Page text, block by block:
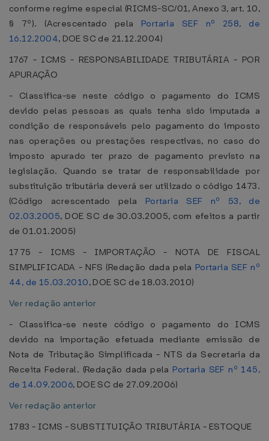
conforme regime especial (RICMS-SC/01, Anexo 3, art. 10,
§ 7º). (Acrescentado pela Portaria SEF nº 258, de
16.12.2004, DOE SC de 21.12.2004)
1767 - ICMS - RESPONSABILIDADE TRIBUTÁRIA - POR
APURAÇÃO
- Classifica-se neste código o pagamento do ICMS
devido pelas pessoas as quais tenha sido imputada a
condição de responsáveis pelo pagamento do imposto
nas operações ou prestações respectivas, no caso do
imposto apurado ter prazo de pagamento previsto na
legislação. Quando se tratar de responsabilidade por
substituição tributária deverá ser utilizado o código 1473.
(Código acrescentado pela Portaria SEF nº 53, de
02.03.2005, DOE SC de 30.03.2005, com efeitos a partir
de 01.01.2005)
1775 - ICMS - IMPORTAÇÃO - NOTA DE FISCAL
SIMPLIFICADA - NFS (Redação dada pela Portaria SEF nº
44, de 15.03.2010, DOE SC de 18.03.2010)
Ver redação anterior
- Classifica-se neste código o pagamento do ICMS
devido na importação efetuada mediante emissão de
Nota de Tributação Simplificada - NTS da Secretaria da
Receita Federal. (Redação dada pela Portaria SEF nº 145,
de 14.09.2006, DOE SC de 27.09.2006)
Ver redação anterior
1783 - ICMS - SUBSTITUIÇÃO TRIBUTÁRIA - ESTOQUE